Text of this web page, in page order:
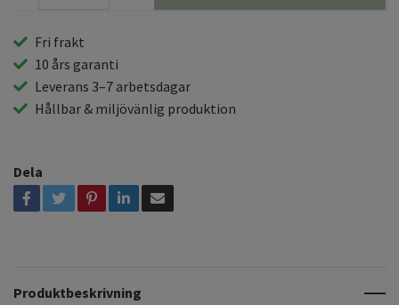
Fri frakt
10 års garanti
Leverans 3–7 arbetsdagar
Hållbar & miljövänlig produktion
Dela
Produktbeskrivning